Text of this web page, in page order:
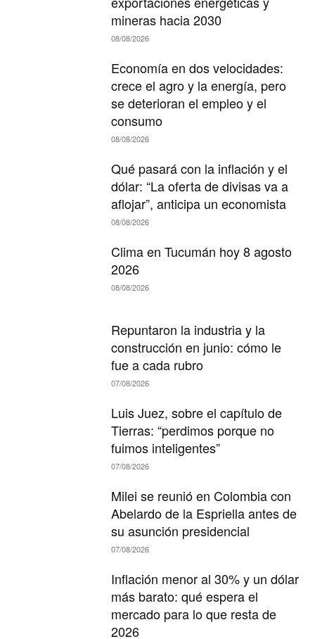
mineras hacia 2030
08/08/2026
Economía en dos velocidades:
crece el agro y la energía, pero
se deterioran el empleo y el
consumo
08/08/2026
Qué pasará con la inflación y el
dólar: “La oferta de divisas va a
aflojar”, anticipa un economista
08/08/2026
Clima en Tucumán hoy 8 agosto
2026
08/08/2026
Repuntaron la industria y la
construcción en junio: cómo le
fue a cada rubro
07/08/2026
Luis Juez, sobre el capítulo de
Tierras: “perdimos porque no
fuimos inteligentes”
07/08/2026
Milei se reunió en Colombia con
Abelardo de la Espriella antes de
su asunción presidencial
07/08/2026
Inflación menor al 30% y un dólar
más barato: qué espera el
mercado para lo que resta de
2026